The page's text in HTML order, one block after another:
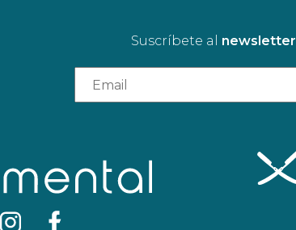
Suscríbete al newsletter